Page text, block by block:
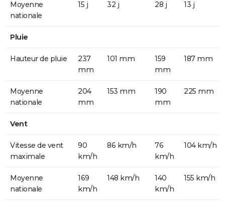
Moyenne
nationale
15 j 32 j 28 j 13 j
Pluie
Hauteur de pluie
237
mm
101 mm
159
mm
187 mm
Moyenne
nationale
204
mm
153 mm
190
mm
225 mm
Vent
Vitesse de vent
maximale
90
km/h
86 km/h
76
km/h
104 km/h
Moyenne
nationale
169
km/h
148 km/h
140
km/h
155 km/h